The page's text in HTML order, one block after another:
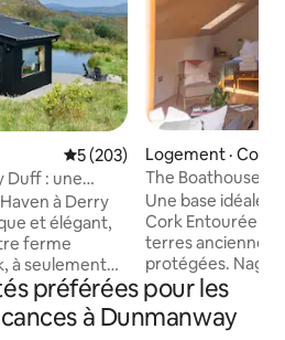
Note moyenne de 5 sur 5,
5 (203)
Duff : une
à Derry
et élégant,
ferme
à seulement
Glengarriff.
boutique, une
accueillir les
Logement ·
The Boathouse :
Une base idéale
Cork Entourée d'une côte sauvage, de
terres anciennes
protégées. Nagez
magnifique plage
votre porte. Magnifiquement converti à
l'aide de
préférées pour les
à Dunmanway